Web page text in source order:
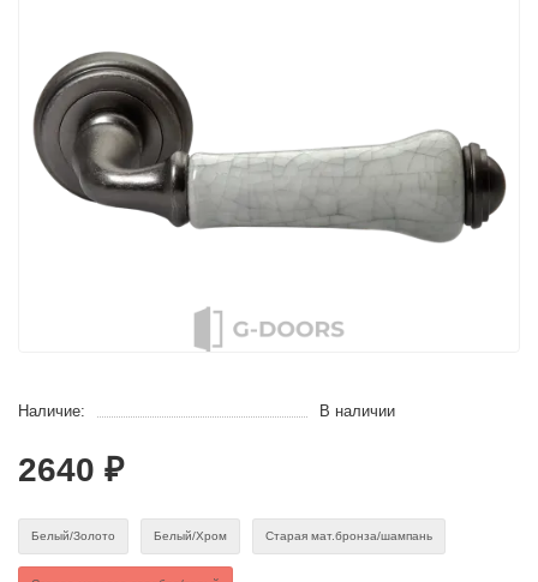
Наличие: В наличии
2640 ₽
Белый/Золото Белый/Хром Старая мат.бронза/шампань